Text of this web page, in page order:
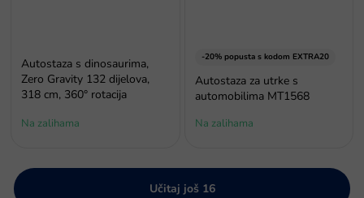
Autostaza s dinosaurima,
Zero Gravity 132 dijelova,
318 cm, 360° rotacija
Na zalihama
-20% popusta s kodom EXTRA20
Autostaza za utrke s
automobilima MT1568
Na zalihama
Učitaj još 16